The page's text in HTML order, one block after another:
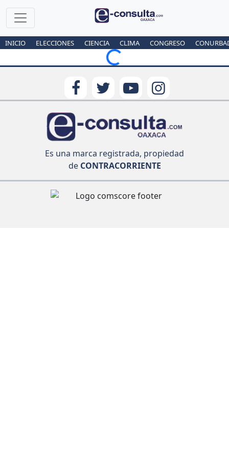
INICIO ELECCIONES CIENCIA CLIMA CONGRESO
Loading...
Es una marca registrada, propiedad
deCONTRACORRIENTE